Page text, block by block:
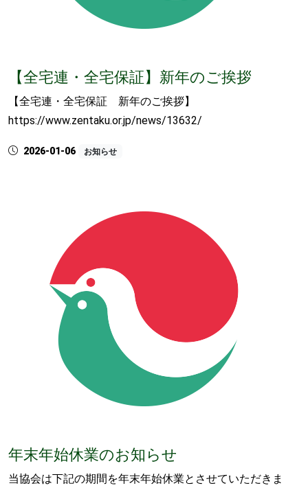
【全宅連・全宅保証】新年のご挨拶
【全宅連・全宅保証 新年のご挨拶】
https://www.zentaku.or.jp/news/13632/
2026-01-06 お知らせ
年末年始休業のお知らせ
当協会は下記の期間を年末年始休業とさせていただきま